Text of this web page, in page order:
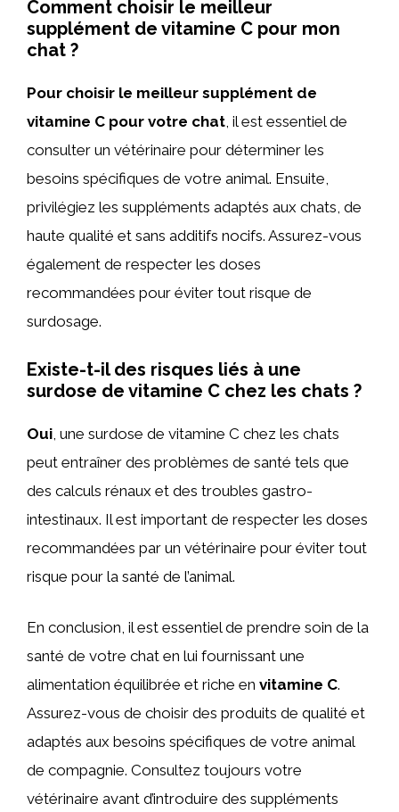
Comment choisir le meilleur
supplément de vitamine C pour mon
chat ?
Pour choisir le meilleur supplément de
vitamine C pour votre chat, il est essentiel de
consulter un vétérinaire pour déterminer les
besoins spécifiques de votre animal. Ensuite,
privilégiez les suppléments adaptés aux chats, de
haute qualité et sans additifs nocifs. Assurez-vous
également de respecter les doses
recommandées pour éviter tout risque de
surdosage.
Existe-t-il des risques liés à une
surdose de vitamine C chez les chats ?
Oui , une surdose de vitamine C chez les chats
peut entraîner des problèmes de santé tels que
des calculs rénaux et des troubles gastro-
intestinaux. Il est important de respecter les doses
recommandées par un vétérinaire pour éviter tout
risque pour la santé de l’animal.
En conclusion, il est essentiel de prendre soin de la
santé de votre chat en lui fournissant une
alimentation équilibrée et riche en vitamine C.
Assurez-vous de choisir des produits de qualité et
adaptés aux besoins spécifiques de votre animal
de compagnie. Consultez toujours votre
vétérinaire avant d’introduire des suppléments